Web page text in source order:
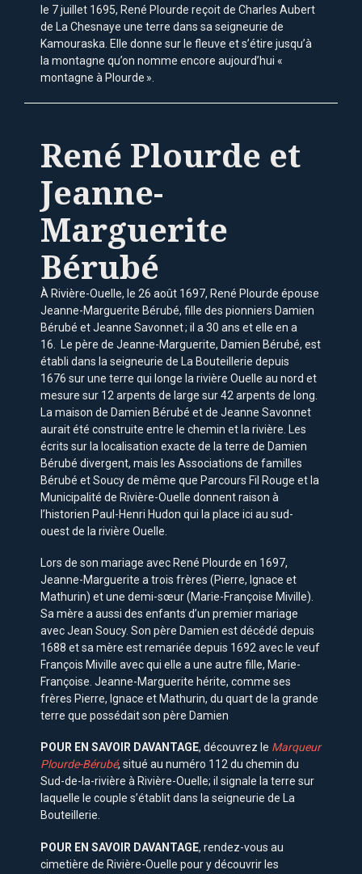
le 7 juillet 1695, René Plourde reçoit de Charles Aubert
de La Chesnaye une terre dans sa seigneurie de
Kamouraska. Elle donne sur le fleuve et s’étire jusqu’à
la montagne qu’on nomme encore aujourd’hui «
montagne à Plourde ».
René Plourde et
Jeanne-
Marguerite
Bérubé
À Rivière-Ouelle, le 26 août 1697, René Plourde épouse
Jeanne-Marguerite Bérubé, fille des pionniers Damien
Bérubé et Jeanne Savonnet ; il a 30 ans et elle en a
16. Le père de Jeanne-Marguerite, Damien Bérubé, est
établi dans la seigneurie de La Bouteillerie depuis
1676 sur une terre qui longe la rivière Ouelle au nord et
mesure sur 12 arpents de large sur 42 arpents de long.
La maison de Damien Bérubé et de Jeanne Savonnet
aurait été construite entre le chemin et la rivière. Les
écrits sur la localisation exacte de la terre de Damien
Bérubé divergent, mais les Associations de familles
Bérubé et Soucy de même que Parcours Fil Rouge et la
Municipalité de Rivière-Ouelle donnent raison à
l’historien Paul-Henri Hudon qui la place ici au sud-
ouest de la rivière Ouelle.
Lors de son mariage avec René Plourde en 1697,
Jeanne-Marguerite a trois frères (Pierre, Ignace et
Mathurin) et une demi-sœur (Marie-Françoise Miville).
Sa mère a aussi des enfants d’un premier mariage
avec Jean Soucy. Son père Damien est décédé depuis
1688 et sa mère est remariée depuis 1692 avec le veuf
François Miville avec qui elle a une autre fille, Marie-
Françoise. Jeanne-Marguerite hérite, comme ses
frères Pierre, Ignace et Mathurin, du quart de la grande
terre que possédait son père Damien
POUR EN SAVOIR DAVANTAGE, découvrez le Marqueur
Plourde-Bérubé, situé au numéro 112 du chemin du
Sud-de-la-rivière à Rivière-Ouelle; il signale la terre sur
laquelle le couple s’établit dans la seigneurie de La
Bouteillerie.
POUR EN SAVOIR DAVANTAGE, rendez-vous au
cimetière de Rivière-Ouelle pour y découvrir les